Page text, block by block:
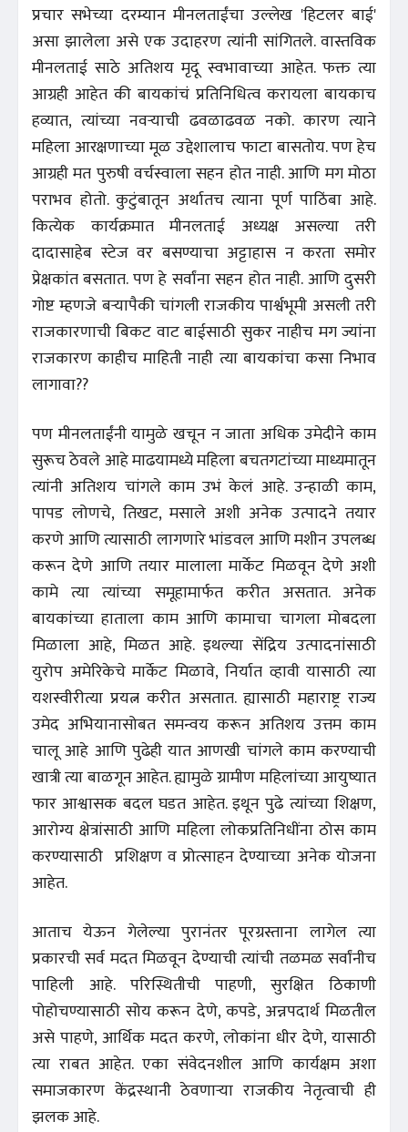
प्रचार सभेच्या दरम्यान मीनलताईंचा उल्लेख 'हिटलर बाई'
असा झालेला असे एक उदाहरण त्यांनी सांगितले. वास्तविक
मीनलताई साठे अतिशय मृदू स्वभावाच्या आहेत. फक्त त्या
आग्रही आहेत की बायकांचं प्रतिनिधित्व करायला बायकाच
हव्यात, त्यांच्या नवऱ्याची ढवळाढवळ नको. कारण त्याने
महिला आरक्षणाच्या मूळ उद्देशालाच फाटा बासतोय. पण हेच
आग्रही मत पुरुषी वर्चस्वाला सहन होत नाही. आणि मग मोठा
पराभव होतो. कुटुंबातून अर्थातच त्याना पूर्ण पाठिंबा आहे.
कित्येक कार्यक्रमात मीनलताई अध्यक्ष असल्या तरी
दादासाहेब स्टेज वर बसण्याचा अट्टाहास न करता समोर
प्रेक्षकांत बसतात. पण हे सर्वांना सहन होत नाही. आणि दुसरी
गोष्ट म्हणजे बऱ्यापैकी चांगली राजकीय पार्श्वभूमी असली तरी
राजकारणाची बिकट वाट बाईसाठी सुकर नाहीच मग ज्यांना
राजकारण काहीच माहिती नाही त्या बायकांचा कसा निभाव
लागावा??
पण मीनलताईंनी यामुळे खचून न जाता अधिक उमेदीने काम
सुरूच ठेवले आहे माढयामध्ये महिला बचतगटांच्या माध्यमातून
त्यांनी अतिशय चांगले काम उभं केलं आहे. उन्हाळी काम,
पापड लोणचे, तिखट, मसाले अशी अनेक उत्पादने तयार
करणे आणि त्यासाठी लागणारे भांडवल आणि मशीन उपलब्ध
करून देणे आणि तयार मालाला मार्केट मिळवून देणे अशी
कामे त्या त्यांच्या समूहामार्फत करीत असतात. अनेक
बायकांच्या हाताला काम आणि कामाचा चागला मोबदला
मिळाला आहे, मिळत आहे. इथल्या सेंद्रिय उत्पादनांसाठी
युरोप अमेरिकेचे मार्केट मिळावे, निर्यात व्हावी यासाठी त्या
यशस्वीरीत्या प्रयत्न करीत असतात. ह्यासाठी महाराष्ट्र राज्य
उमेद अभियानासोबत समन्वय करून अतिशय उत्तम काम
चालू आहे आणि पुढेही यात आणखी चांगले काम करण्याची
खात्री त्या बाळगून आहेत. ह्यामुळे ग्रामीण महिलांच्या आयुष्यात
फार आश्वासक बदल घडत आहेत. इथून पुढे त्यांच्या शिक्षण,
आरोग्य क्षेत्रांसाठी आणि महिला लोकप्रतिनिधींना ठोस काम
करण्यासाठी प्रशिक्षण व प्रोत्साहन देण्याच्या अनेक योजना
आहेत.
आताच येऊन गेलेल्या पुरानंतर पूरग्रस्ताना लागेल त्या
प्रकारची सर्व मदत मिळवून देण्याची त्यांची तळमळ सर्वांनीच
पाहिली आहे. परिस्थितीची पाहणी, सुरक्षित ठिकाणी
पोहोचण्यासाठी सोय करून देणे, कपडे, अन्नपदार्थ मिळतील
असे पाहणे, आर्थिक मदत करणे, लोकांना धीर देणे, यासाठी
त्या राबत आहेत. एका संवेदनशील आणि कार्यक्षम अशा
समाजकारण केंद्रस्थानी ठेवणाऱ्या राजकीय नेतृत्वाची ही
झलक आहे.